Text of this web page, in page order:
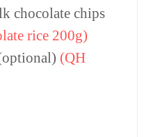
chocolate chips
rice 200g)
(QH